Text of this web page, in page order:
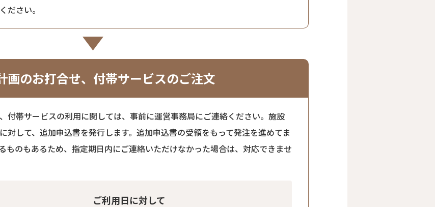
ださい。
画のお打合せ、付帯サービスのご注文
付帯サービスの利用に関しては、事前に運営事務局にご連絡ください。施設
対して、追加申込書を発行します。追加申込書の受領をもって発注を進めてま
ものもあるため、指定期日内にご連絡いただけなかった場合は、対応できませ
ご利用日に対して